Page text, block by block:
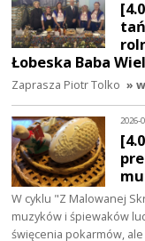
Łobeska Baba
Zaprasza Piotr Tolko »
2026-
W cyklu "Z Malowanej
muzyków i śpiewaków
święcenia pokarmów,